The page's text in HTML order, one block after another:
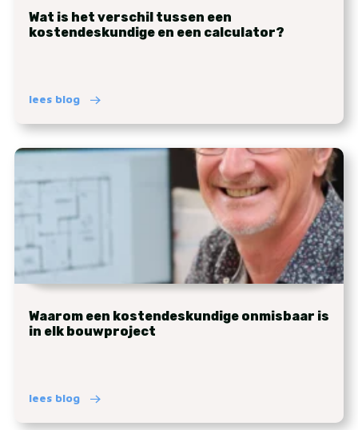
Wat is het verschil tussen een
kostendeskundige en een calculator?
lees blog
Waarom een kostendeskundige onmisbaar is
in elk bouwproject
lees blog